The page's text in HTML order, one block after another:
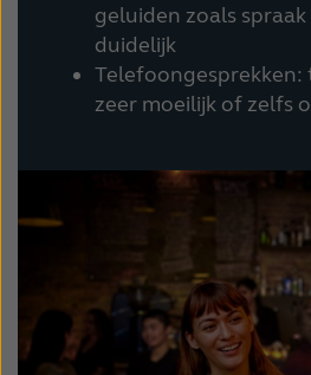
geluiden zoals
duidelijk
Telefoongesprekken:
zeer moeilijk of zelfs